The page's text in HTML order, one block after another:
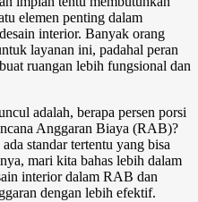
elemen penting dalam
interior. Banyak orang
layanan ini, padahal peran
ruangan lebih fungsional dan
adalah, berapa persen porsi
Anggaran Biaya (RAB)?
standar tertentu yang bisa
mari kita bahas lebih dalam
interior dalam RAB dan
dengan lebih efektif.